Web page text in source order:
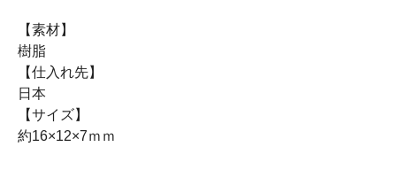
【素材】
樹脂
【仕入れ先】
日本
【サイズ】
約16×12×7ｍｍ